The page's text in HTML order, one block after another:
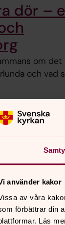
använder kakor
av våra
förbättrar din
Läs
dör –
om det
och vad
–
vid